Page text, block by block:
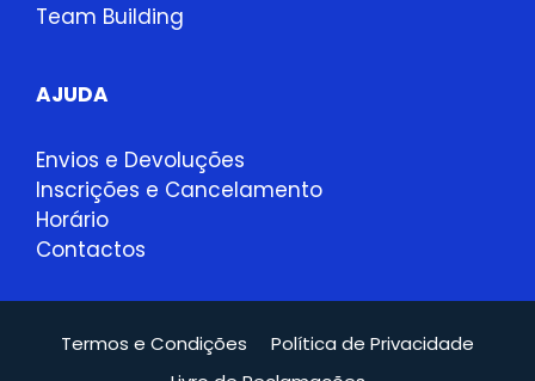
Team Building
AJUDA
Envios e Devoluções
Inscrições e Cancelamento
Horário
Contactos
Termos e Condições
Política de Privacidade